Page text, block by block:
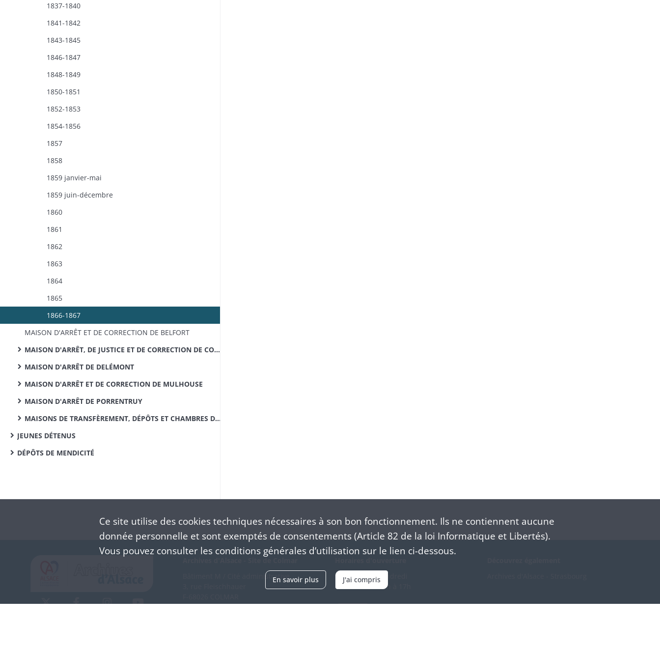
1837-1840
1841-1842
1843-1845
1846-1847
1848-1849
1850-1851
1852-1853
1854-1856
1857
1858
1859 janvier-mai
1859 juin-décembre
1860
1861
1862
1863
1864
1865
1866-1867
MAISON D'ARRÊT ET DE CORRECTION DE BELFORT
MAISON D'ARRÊT, DE JUSTICE ET DE CORRECTION DE COLMAR
MAISON D'ARRÊT DE DELÉMONT
MAISON D'ARRÊT ET DE CORRECTION DE MULHOUSE
MAISON D'ARRÊT DE PORRENTRUY
MAISONS DE TRANSFÈREMENT, DÉPÔTS ET CHAMBRES DE SÛRETÉ
JEUNES DÉTENUS
DÉPÔTS DE MENDICITÉ
Bâtiment M / Cité administrative
(+33) 3 89 21 97 00
Du mardi au vendredi
en continu de 9h à 17h
Ce site utilise des cookiestechniques nécessaires à son bon fonctionnement. Ils ne contiennent aucune
donnée personnelle et sont exemptés de consentements (Article 82 de la loi Informatique et Libertés).
Vous pouvez consulter les conditions générales d’utilisation sur le lien ci-dessous.
En savoir plus J'ai compris